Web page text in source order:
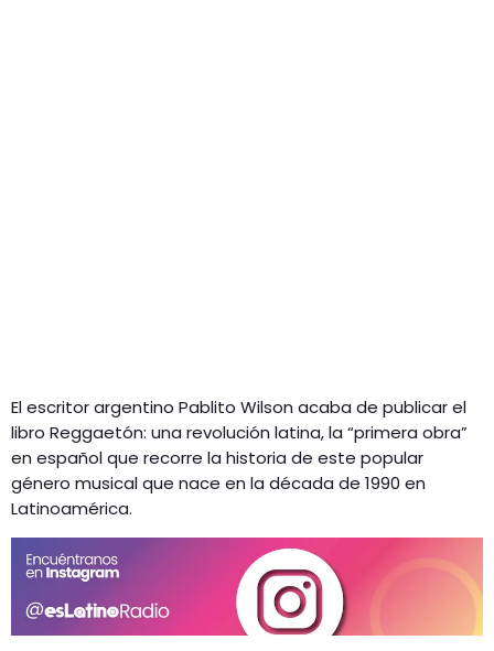
El escritor argentino Pablito Wilson acaba de publicar el
libro Reggaetón: una revolución latina, la “primera obra”
en español que recorre la historia de este popular
género musical que nace en la década de 1990 en
Latinoamérica.